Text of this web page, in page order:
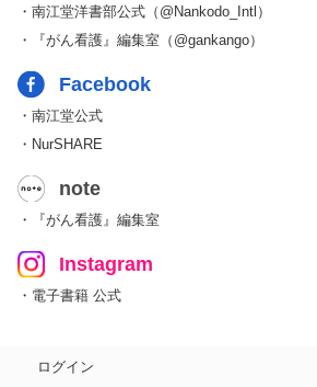
・南江堂洋書部公式（@Nankodo_Intl）
・『がん看護』編集室（@gankango）
Facebook
・南江堂公式
・NurSHARE
note
・『がん看護』編集室
Instagram
・電子書籍 公式
ログイン